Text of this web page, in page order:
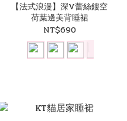
【法式浪漫】深V蕾絲鏤空
荷葉邊美背睡裙
NT$690